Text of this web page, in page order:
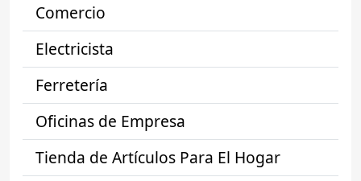
Comercio
Electricista
Ferretería
Oficinas de Empresa
Tienda de Artículos Para El Hogar